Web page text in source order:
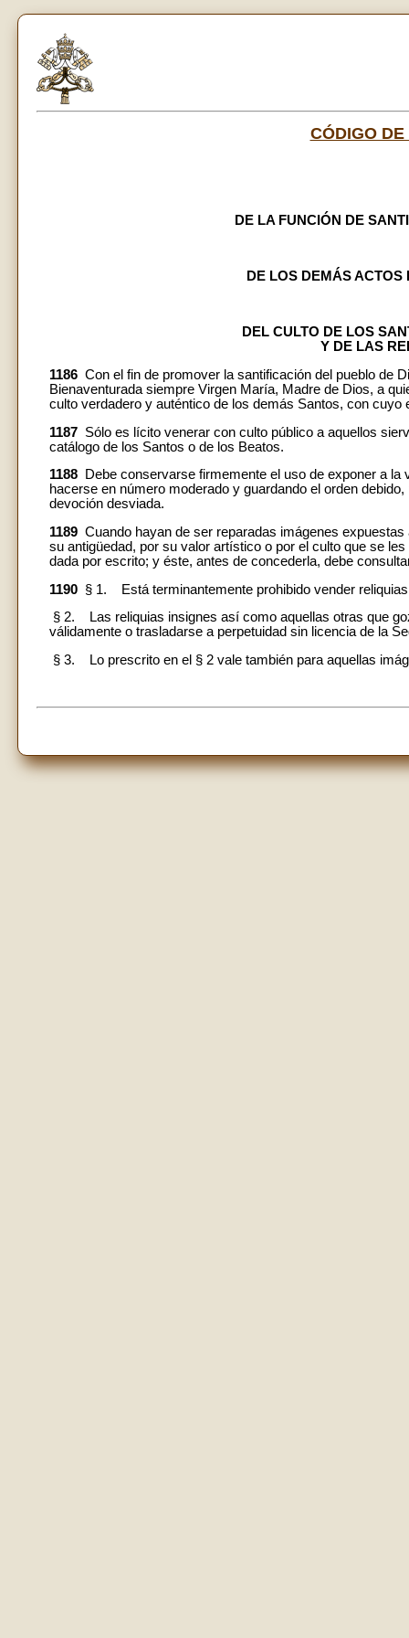
CÓDIGO
DE LA FUNCIÓN DE
DE LOS DEMÁS ACTOS
DEL CULTO DE LOS
Y DE LAS
1186 Con el fin de promover la santificación del pueblo de
Bienaventurada siempre Virgen María, Madre de Dios, a
culto verdadero y auténtico de los demás Santos, con
1187 Sólo es lícito venerar con culto público a aquellos
catálogo de los Santos o de los Beatos.
1188 Debe conservarse firmemente el uso de exponer a
hacerse en número moderado y guardando el orden
devoción desviada.
1189 Cuando hayan de ser reparadas imágenes
su antigüedad, por su valor artístico o por el culto que se
dada por escrito; y éste, antes de concederla, debe
1190 § 1. Está terminantemente prohibido vender
§ 2. Las reliquias insignes así como aquellas otras que
válidamente o trasladarse a perpetuidad sin licencia de la
§ 3. Lo prescrito en el § 2 vale también para aquellas